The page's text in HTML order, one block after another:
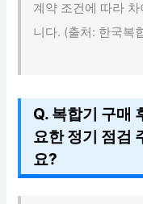
계약 조건에 따라
니다. (출처: 한국복
Q. 복합기 구매
요한 정기 점검
요?